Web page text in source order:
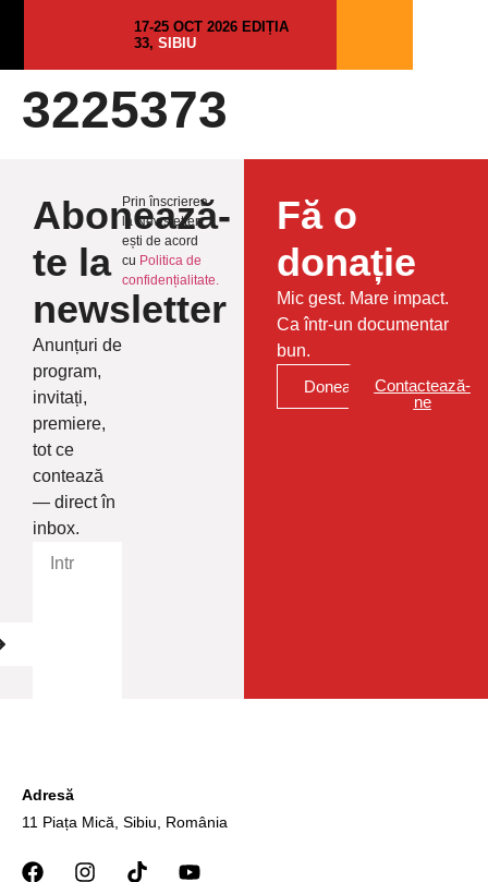
17-25 OCT 2026 EDIȚIA
33, SIBIU
3225373
Abonează-
te la
newsletter
Anunțuri de
program,
invitați,
premiere,
tot ce
contează
— direct în
inbox.
Prin înscrierea
la Newsletter
ești de acord
cu Politica de
confidențialitate.
Fă o
donație
Mic gest. Mare impact.
Ca într-un documentar
bun.
Donează
Contactează-
ne
Adresă
11 Piața Mică, Sibiu, România